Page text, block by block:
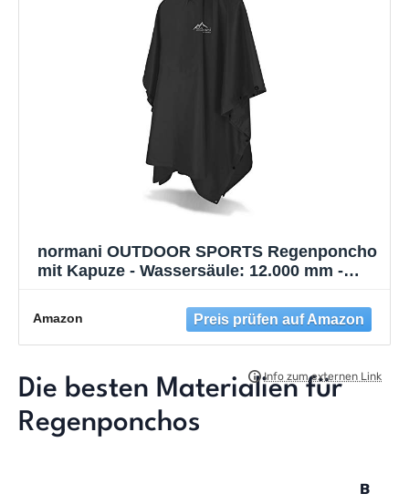
normani OUTDOOR SPORTS Regenponcho
mit Kapuze - Wassersäule: 12.000 mm -
Einheitsgröße
Amazon
Die besten ‍Materialien⁢ für
Regenponchos
B